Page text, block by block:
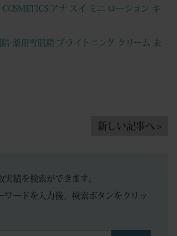
COSMETICS アナ スイ ミニ ローション キ
精 薬用雪肌精 ブライトニング クリーム 未
新しい記事へ >
績を検索ができます。
ワードを入力後、検索ボタンをクリッ